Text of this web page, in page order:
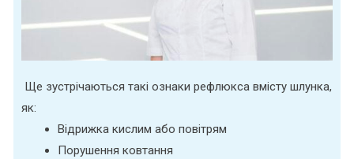
Ще зустрічаються такі ознаки рефлюкса вмісту шлунка,
як:
Відрижка кислим або повітрям
Порушення ковтання